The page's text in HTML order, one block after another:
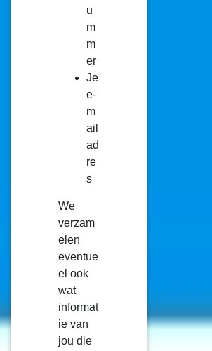
u
m
m
er
Je
e-
m
ail
ad
re
s
We
verzam
elen
eventue
el ook
wat
informat
ie van
jou die